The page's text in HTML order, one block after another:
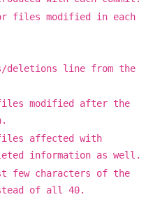
files modified in each
deletions line from the
modified after the
affected with
information as well.
few characters of the
of all 40.